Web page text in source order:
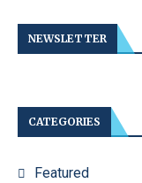
NEWSLETTER
CATEGORIES
Featured